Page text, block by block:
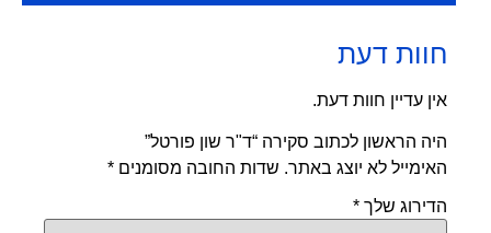
חוות דעת
אין עדיין חוות דעת.
היה הראשון לכתוב סקירה “ד"ר שון פורטל”
האימייל לא יוצג באתר. שדות החובה מסומנים *
הדירוג שלך *